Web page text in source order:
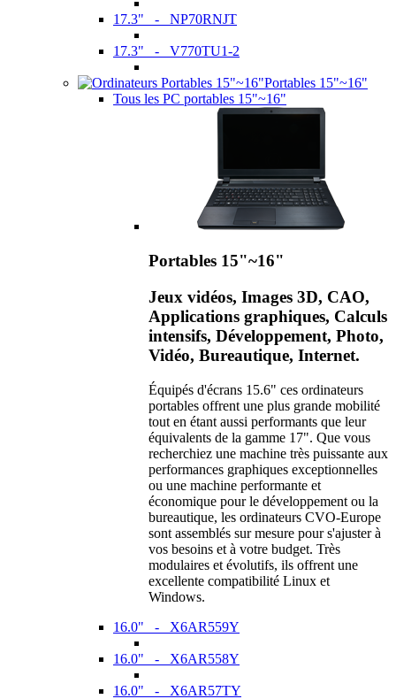
17.3" - NP70RNJT
17.3" - V770TU1-2
Portables 15"~16"
Tous les PC portables 15"~16"
Portables 15"~16"
Jeux vidéos, Images 3D, CAO,
Applications graphiques, Calculs
intensifs, Développement, Photo,
Vidéo, Bureautique, Internet.
Équipés d'écrans 15.6" ces ordinateurs
portables offrent une plus grande mobilité
tout en étant aussi performants que leur
équivalents de la gamme 17". Que vous
recherchiez une machine très puissante aux
performances graphiques exceptionnelles
ou une machine performante et
économique pour le développement ou la
bureautique, les ordinateurs CVO-Europe
sont assemblés sur mesure pour s'ajuster à
vos besoins et à votre budget. Très
modulaires et évolutifs, ils offrent une
excellente compatibilité Linux et
Windows.
16.0" - X6AR559Y
16.0" - X6AR558Y
16.0" - X6AR57TY